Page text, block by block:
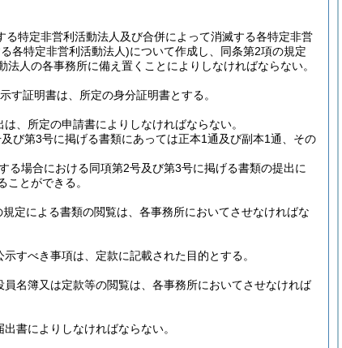
特定非営利活動法人及び合併によって消滅する各特定非営
各特定非営利活動法人)について作成し、同条第2項の規定
人の各事務所に備え置くことによりしなければならない。
す証明書は、所定の身分証明書とする。
、所定の申請書によりしなければならない。
び第3号に掲げる書類にあっては正本1通及び副本1通、その
場合における同項第2号及び第3号に掲げる書類の提出に
とができる。
規定による書類の閲覧は、各事務所においてさせなければな
示すべき事項は、定款に記載された目的とする。
名簿又は定款等の閲覧は、各事務所においてさせなければ
書によりしなければならない。